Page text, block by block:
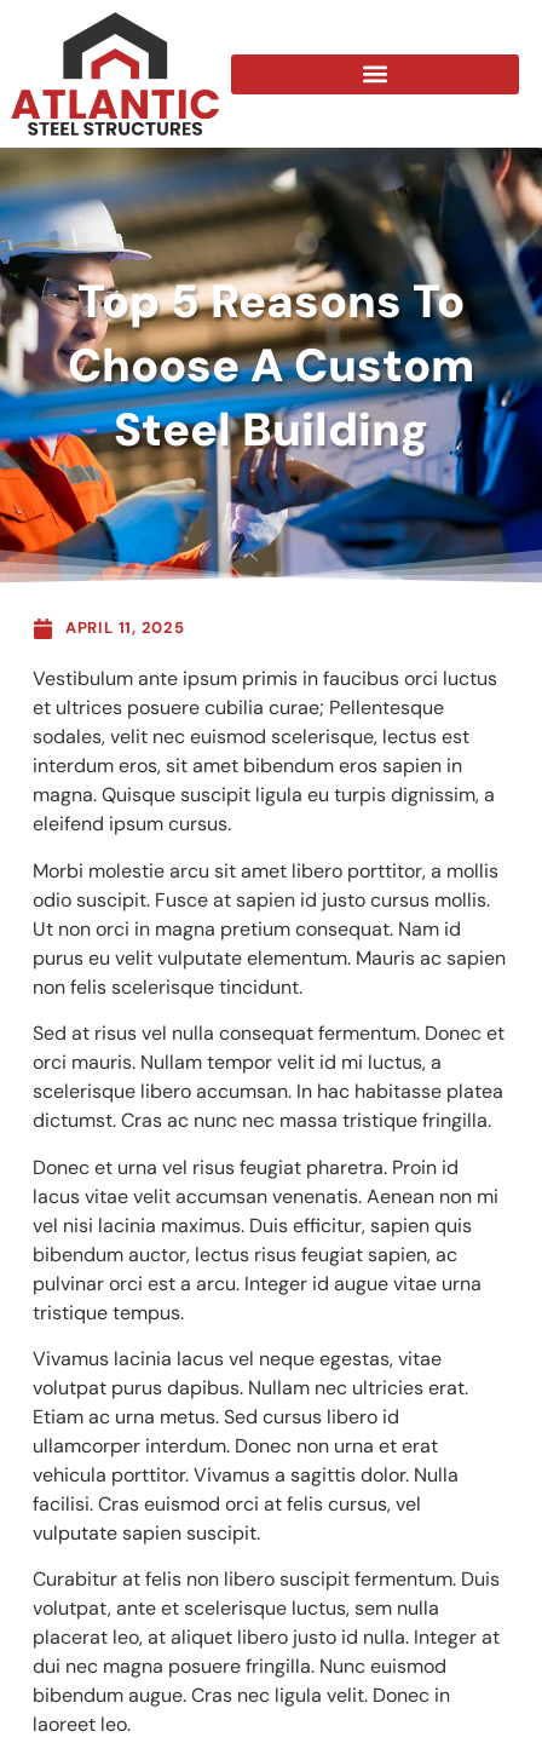
Top 5 Reasons To
Choose A Custom
Steel Building
APRIL 11, 2025
Vestibulum ante ipsum primis in faucibus orci luctus
et ultrices posuere cubilia curae; Pellentesque
sodales, velit nec euismod scelerisque, lectus est
interdum eros, sit amet bibendum eros sapien in
magna. Quisque suscipit ligula eu turpis dignissim, a
eleifend ipsum cursus.
Morbi molestie arcu sit amet libero porttitor, a mollis
odio suscipit. Fusce at sapien id justo cursus mollis.
Ut non orci in magna pretium consequat. Nam id
purus eu velit vulputate elementum. Mauris ac sapien
non felis scelerisque tincidunt.
Sed at risus vel nulla consequat fermentum. Donec et
orci mauris. Nullam tempor velit id mi luctus, a
scelerisque libero accumsan. In hac habitasse platea
dictumst. Cras ac nunc nec massa tristique fringilla.
Donec et urna vel risus feugiat pharetra. Proin id
lacus vitae velit accumsan venenatis. Aenean non mi
vel nisi lacinia maximus. Duis efficitur, sapien quis
bibendum auctor, lectus risus feugiat sapien, ac
pulvinar orci est a arcu. Integer id augue vitae urna
tristique tempus.
Vivamus lacinia lacus vel neque egestas, vitae
volutpat purus dapibus. Nullam nec ultricies erat.
Etiam ac urna metus. Sed cursus libero id
ullamcorper interdum. Donec non urna et erat
vehicula porttitor. Vivamus a sagittis dolor. Nulla
facilisi. Cras euismod orci at felis cursus, vel
vulputate sapien suscipit.
Curabitur at felis non libero suscipit fermentum. Duis
volutpat, ante et scelerisque luctus, sem nulla
placerat leo, at aliquet libero justo id nulla. Integer at
dui nec magna posuere fringilla. Nunc euismod
bibendum augue. Cras nec ligula velit. Donec in
laoreet leo.